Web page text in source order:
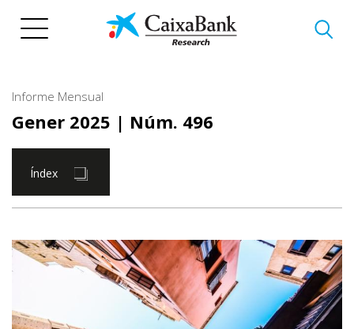
Informe Mensual
Gener 2025 | Núm. 496
Índex